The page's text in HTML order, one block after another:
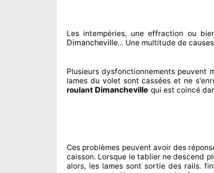
Les intempéries, une effraction ou
Dimancheville... Une multitude de
Plusieurs dysfonctionnements peuvent
lames du volet sont cassées et ne
roulant Dimancheville qui est coincé
Ces problèmes peuvent avoir des
caisson. Lorsque le tablier ne descend
alors, les lames sont sortie des rails.